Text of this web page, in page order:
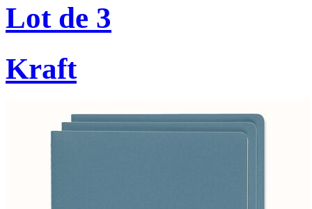
Lot de 3
Kraft